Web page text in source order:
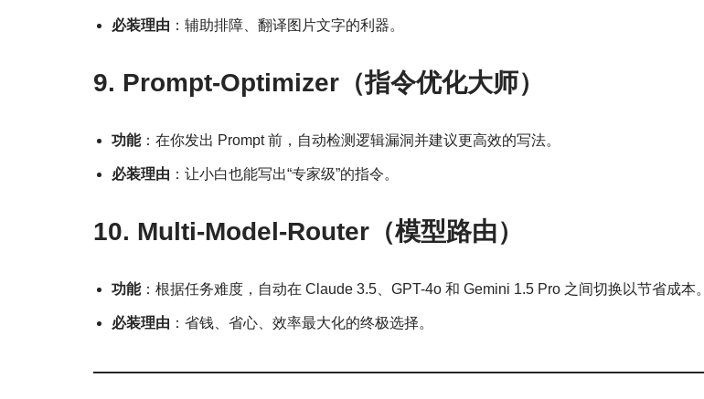
必装理由 ：辅助排障、翻译图片文字的利器。
9. Prompt-Optimizer（指令优化大师）
功能：在你发出 Prompt 前，自动检测逻辑漏洞并建议更高效的写法。
必装理由 ：让小白也能写出“专家级”的指令。
10. Multi-Model-Router（模型路由）
功能：根据任务难度，自动在 Claude 3.5、GPT-4o 和 Gemini 1.5 Pro 之间切换以节省成本。
必装理由 ：省钱、省心、效率最大化的终极选择。